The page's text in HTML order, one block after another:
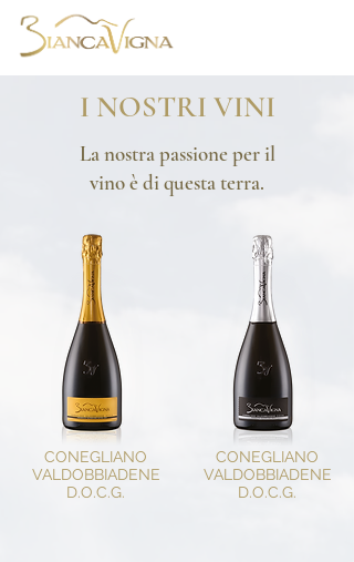
I NOSTRI VINI
La nostra passione per il
vino è di questa terra.
CONEGLIANO
VALDOBBIADENE
D.O.C.G.
CONEGLIANO
VALDOBBIADENE
D.O.C.G.